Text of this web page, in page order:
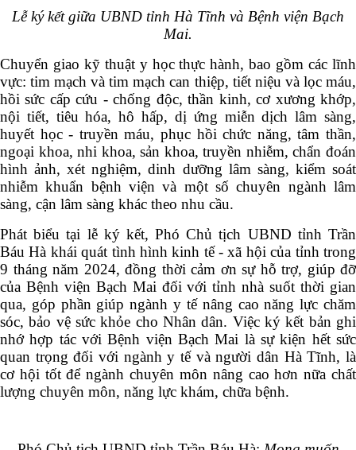
Lễ ký kết giữa UBND tỉnh Hà Tĩnh và Bệnh viện Bạch
Mai.
Chuyển giao kỹ thuật y học thực hành, bao gồm các lĩnh
vực: tim mạch và tim mạch can thiệp, tiết niệu và lọc máu,
hồi sức cấp cứu - chống độc, thần kinh, cơ xương khớp,
nội tiết, tiêu hóa, hô hấp, dị ứng miễn dịch lâm sàng,
huyết học - truyền máu, phục hồi chức năng, tâm thần,
ngoại khoa, nhi khoa, sản khoa, truyền nhiễm, chẩn đoán
hình ảnh, xét nghiệm, dinh dưỡng lâm sàng, kiểm soát
nhiễm khuẩn bệnh viện và một số chuyên ngành lâm
sàng, cận lâm sàng khác theo nhu cầu.
Phát biểu tại lễ ký kết, Phó Chủ tịch UBND tỉnh Trần
Báu Hà khái quát tình hình kinh tế - xã hội của tỉnh trong
9 tháng năm 2024, đồng thời cảm ơn sự hỗ trợ, giúp đỡ
của Bệnh viện Bạch Mai đối với tỉnh nhà suốt thời gian
qua, góp phần giúp ngành y tế nâng cao năng lực chăm
sóc, bảo vệ sức khỏe cho Nhân dân. Việc ký kết bản ghi
nhớ hợp tác với Bệnh viện Bạch Mai là sự kiện hết sức
quan trọng đối với ngành y tế và người dân Hà Tĩnh, là
cơ hội tốt để ngành chuyên môn nâng cao hơn nữa chất
lượng chuyên môn, năng lực khám, chữa bệnh.